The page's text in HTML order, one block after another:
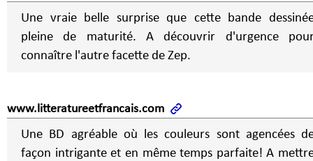
Une vraie belle surprise que cette bande
pleine de maturité. A découvrir d'urgence
connaître l'autre facette de Zep.
www.litteratureetfrancais.com
Une BD agréable où les couleurs sont agencées
façon intrigante et en même temps parfaite! A